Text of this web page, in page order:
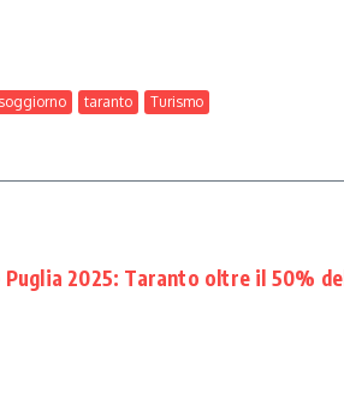
taranto Turismo
Puglia 2025: Taranto oltre il 50%